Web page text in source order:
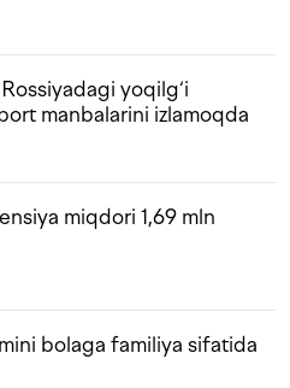
yoqilg‘i
manbalarini izlamoqda
miqdori 1,69 mln
bolaga familiya sifatida